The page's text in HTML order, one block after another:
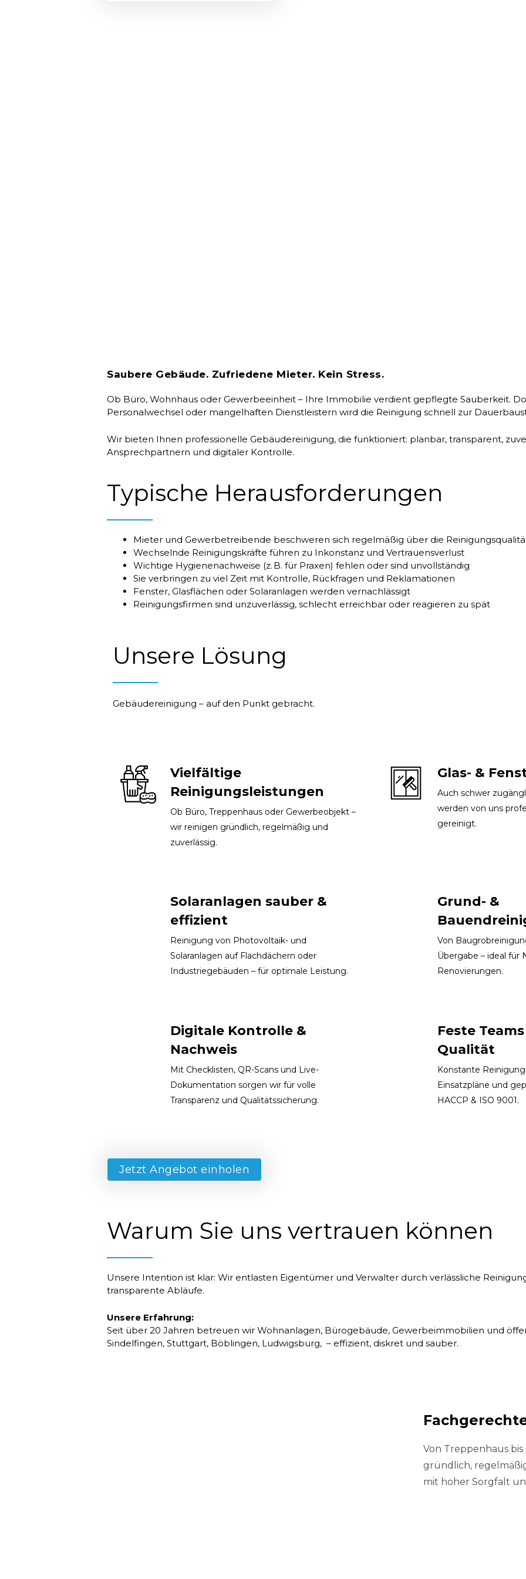
Saubere Gebäude. Zufriedene Mieter. Kein Stress.
Ob Büro, Wohnhaus oder Gewerbeeinheit – Ihre Immobilie verdient gepflegte Sauberkeit.
Personalwechsel oder mangelhaften Dienstleistern wird die Reinigung schnell zur
Wir bieten Ihnen professionelle Gebäudereinigung, die funktioniert: planbar, transparent,
Ansprechpartnern und digitaler Kontrolle.
Typische Herausforderungen
Mieter und Gewerbetreibende beschweren sich regelmäßig über die
Wechselnde Reinigungskräfte führen zu Inkonstanz und Vertrauensverlust
Wichtige Hygienenachweise (z. B. für Praxen) fehlen oder sind unvollständig
Sie verbringen zu viel Zeit mit Kontrolle, Rückfragen und Reklamationen
Fenster, Glasflächen oder Solaranlagen werden vernachlässigt
Reinigungsfirmen sind unzuverlässig, schlecht erreichbar oder reagieren zu spät
Unsere Lösung
Gebäudereinigung – auf den Punkt gebracht.
Vielfältige
Reinigungsleistungen
Ob Büro, Treppenhaus oder Gewerbeobjekt –
wir reinigen gründlich, regelmäßig und
zuverlässig.
Glas- &
Auch schwer
werden von uns
gereinigt.
Solaranlagen sauber &
effizient
Reinigung von Photovoltaik- und
Solaranlagen auf Flachdächern oder
Industriegebäuden – für optimale Leistung.
Grund- &
Von
Übergabe – ideal für
Renovierungen.
Digitale Kontrolle &
Nachweis
Mit Checklisten, QR-Scans und Live-
Dokumentation sorgen wir für volle
Transparenz und Qualitätssicherung.
Feste
Qualität
Konstante
Einsatzpläne und
HACCP & ISO 9001.
Jetzt Angebot einholen
Warum Sie uns vertrauen können​
Unsere Intention ist klar: Wir entlasten Eigentümer und Verwalter durch verlässliche
transparente Abläufe.
Unsere Erfahrung:
Seit über 20 Jahren betreuen wir Wohnanlagen, Bürogebäude, Gewerbeimmobilien und
Sindelfingen, Stuttgart, Böblingen, Ludwigsburg, – effizient, diskret und sauber.
Von Treppenhaus
gründlich,
mit hoher Sorgfalt